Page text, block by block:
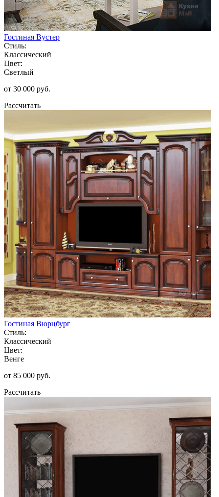
Гостиная Вустер
Стиль:
Классический
Цвет:
Светлый
от 30 000 руб.
Рассчитать
Гостиная Вюрцбург
Стиль:
Классический
Цвет:
Венге
от 85 000 руб.
Рассчитать